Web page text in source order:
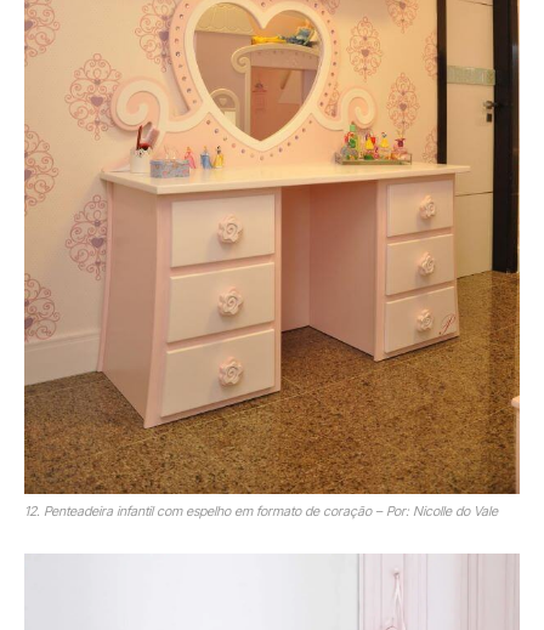
12. Penteadeira infantil com espelho em formato de coração – Por: Nicolle do Vale